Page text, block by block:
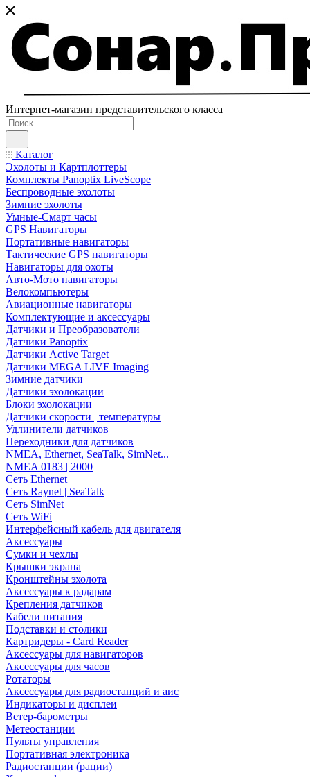
Интернет-магазин представительского класса
Каталог
Эхолоты и Картплоттеры
Комплекты Panoptix LiveScope
Беспроводные эхолоты
Зимние эхолоты
Умные-Смарт часы
GPS Навигаторы
Портативные навигаторы
Тактические GPS навигаторы
Навигаторы для охоты
Авто-Мото навигаторы
Велокомпьютеры
Авиационные навигаторы
Комплектующие и аксессуары
Датчики и Преобразователи
Датчики Panoptix
Датчики Active Target
Датчики MEGA LIVE Imaging
Зимние датчики
Датчики эхолокации
Блоки эхолокации
Датчики скорости | температуры
Удлинители датчиков
Переходники для датчиков
NMEA, Ethernet, SeaTalk, SimNet...
NMEA 0183 | 2000
Сеть Ethernet
Сеть Raynet | SeaTalk
Сеть SimNet
Сеть WiFi
Интерфейсный кабель для двигателя
Аксессуары
Сумки и чехлы
Крышки экрана
Кронштейны эхолота
Аксессуары к радарам
Крепления датчиков
Кабели питания
Подставки и столики
Картридеры - Card Reader
Аксессуары для навигаторов
Аксессуары для часов
Ротаторы
Аксессуары для радиостанций и аис
Индикаторы и дисплеи
Ветер-барометры
Метеостанции
Пульты управления
Портативная электроника
Радиостанции (рации)